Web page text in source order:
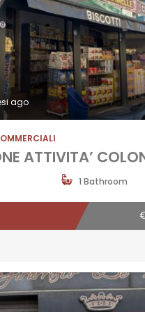
ago
1 Bathroom